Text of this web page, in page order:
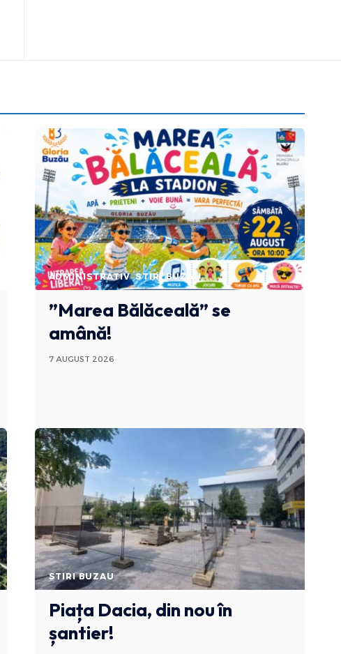
ADMINISTRATIV STIRI BUZAU
”Marea Bălăceală” se
amână!
7 AUGUST 2026
STIRI BUZAU
Piața Dacia, din nou în
șantier!